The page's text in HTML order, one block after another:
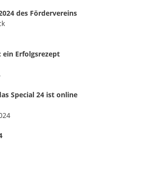
des Fördervereins
ein Erfolgsrezept
Special 24 ist online